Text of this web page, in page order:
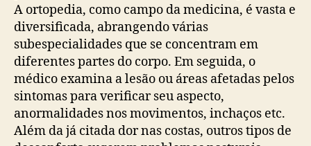
A ortopedia, como campo da medicina, é vasta e
diversificada, abrangendo várias
subespecialidades que se concentram em
diferentes partes do corpo. Em seguida, o
médico examina a lesão ou áreas afetadas pelos
sintomas para verificar seu aspecto,
anormalidades nos movimentos, inchaços etc.
Além da já citada dor nas costas, outros tipos de